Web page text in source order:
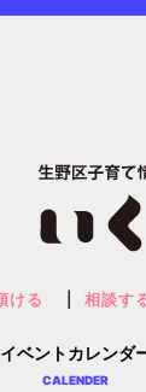
イベントカレンダ
CALENDER
ける 相談す